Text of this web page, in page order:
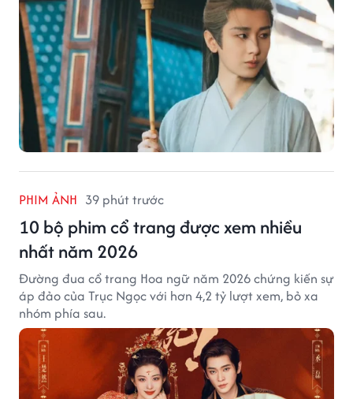
PHIM ẢNH 39 phút trước
10 bộ phim cổ trang được xem nhiều
nhất năm 2026
Đường đua cổ trang Hoa ngữ năm 2026 chứng kiến sự
áp đảo của Trục Ngọc với hơn 4,2 tỷ lượt xem, bỏ xa
nhóm phía sau.